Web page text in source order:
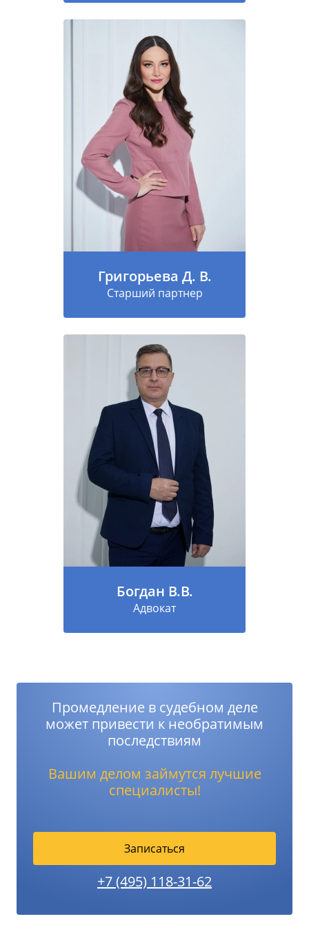
Григорьева Д. В.
Старший партнер
Богдан В.В.
Адвокат
Промедление в судебном деле
может привести к необратимым
последствиям
Вашим делом займутся лучшие
специалисты!
Записаться
+7 (495) 118-31-62